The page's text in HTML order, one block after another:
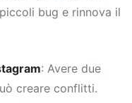
bug e rinnova il
: Avere due
creare conflitti.